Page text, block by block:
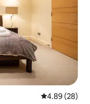
5 ರಲ್ಲಿ 4.89
4.89 (28)